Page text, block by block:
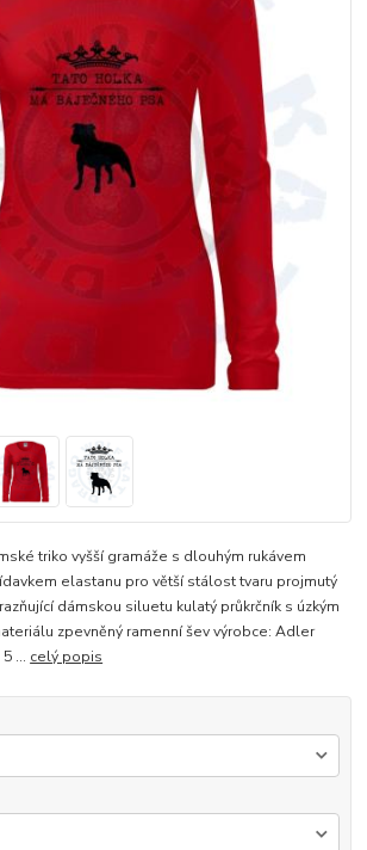
triko vyšší gramáže s dlouhým rukávem
elastanu pro větší stálost tvaru projmutý
dámskou siluetu kulatý průkrčník s úzkým
zpevněný ramenní šev výrobce: Adler
... celý popis